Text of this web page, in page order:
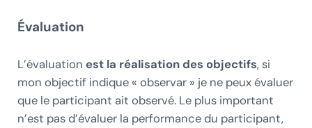
Évaluation
L’évaluation est la réalisation des objectifs, si
mon objectif indique « observar » je ne peux évaluer
que le participant ait observé. Le plus important
n’est pas d’évaluer la performance du participant,